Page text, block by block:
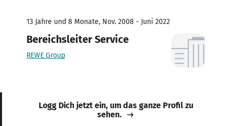
13 Jahre und 8 Monate, Nov. 2008 - Juni 2022
Bereichsleiter Service
REWE Group
Logg Dich jetzt ein, um das ganze Profil zu
sehen.